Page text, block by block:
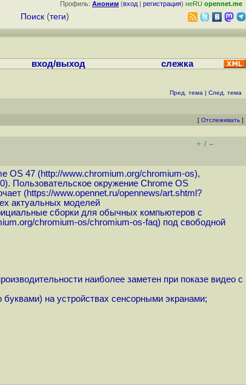
Профиль: Аноним (вход | регистрация) неRU opennet.me
Поиск (теги)
вход/выход слежка
Пред. тема | След. тема
[ Отслеживать ]
+ / –
OS 47 (http://www.chromium.org/chromium-os),
). Пользовательское окружение Chrome OS
(https://www.opennet.ru/opennews/art.shtml?
актуальных моделей
сборки для обычных компьютеров с
chromium-os/chromium-os-faq) под свободной
наиболее заметен при показе видео с
на устройствах сенсорными экранами;